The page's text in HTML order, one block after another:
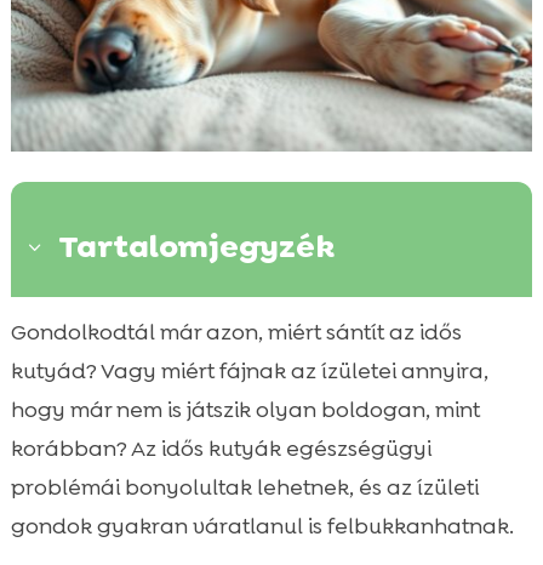
3 Tartalomjegyzék
 Mi az ízületi betegség az idős kutyáknál?
 Az idős kutya ízületi problémák tünetei

Hogyan diagnosztizálhatók az ízületi
betegségek?
Idős kutya ellátása ízületi betegségekkel
Hogyan előzhetők meg az ízületi
betegségek az idős kutyánál?
Gondolkodtál már azon, miért sántít az idős
kutyád? Vagy miért fájnak az ízületei annyira,
hogy már nem is játszik olyan boldogan, mint
korábban? Az idős kutyák egészségügyi
problémái bonyolultak lehetnek, és az ízületi
gondok gyakran váratlanul is felbukkanhatnak.